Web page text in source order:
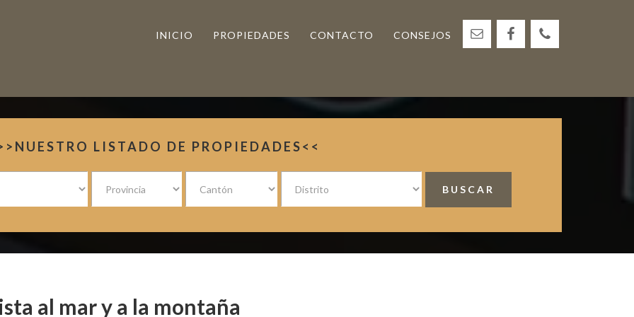
INICIO PROPIEDADES CONTACTO CONSEJOS
LISTADO DE PROPIEDADES<<
al mar y a la montaña